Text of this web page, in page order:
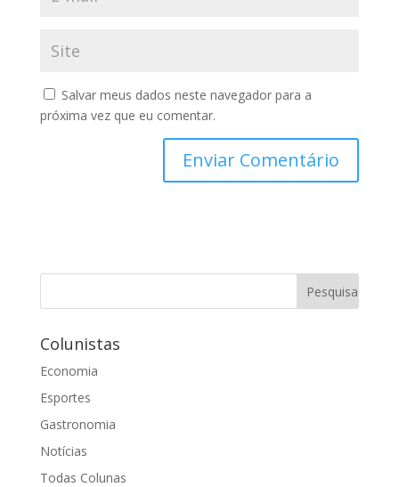
Salvar meus dados neste navegador para a
próxima vez que eu comentar.
Colunistas
Economia
Esportes
Gastronomia
Notícias
Todas Colunas